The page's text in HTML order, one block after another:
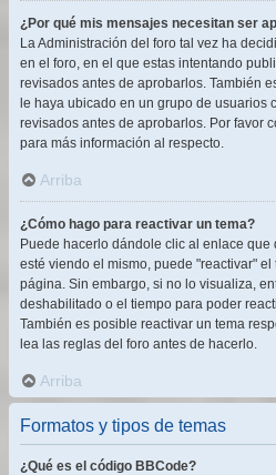
¿Por qué mis mensajes necesitan ser
La Administración del foro tal vez ha
en el foro, en el que estas intentando
revisados antes de aprobarlos. También
le haya ubicado en un grupo de usuarios
revisados antes de aprobarlos. Por favor
para más información al respecto.
Arriba
¿Cómo hago para reactivar un tema?
Puede hacerlo dándole clic al enlace
esté viendo el mismo, puede "reactivar"
página. Sin embargo, si no lo visualiza,
deshabilitado o el tiempo para poder
También es posible reactivar un tema
lea las reglas del foro antes de hacerlo.
Arriba
Formatos y tipos de temas
¿Qué es el código BBCode?